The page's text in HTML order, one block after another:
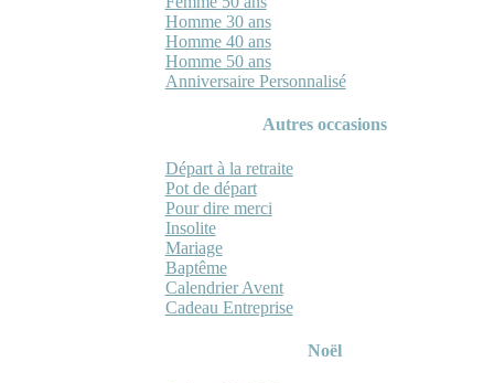
Homme 30 ans
Homme 40 ans
Homme 50 ans
Anniversaire Personnalisé
Autres occasions
Départ à la retraite
Pot de départ
Pour dire merci
Insolite
Mariage
Baptême
Calendrier Avent
Cadeau Entreprise
Noël